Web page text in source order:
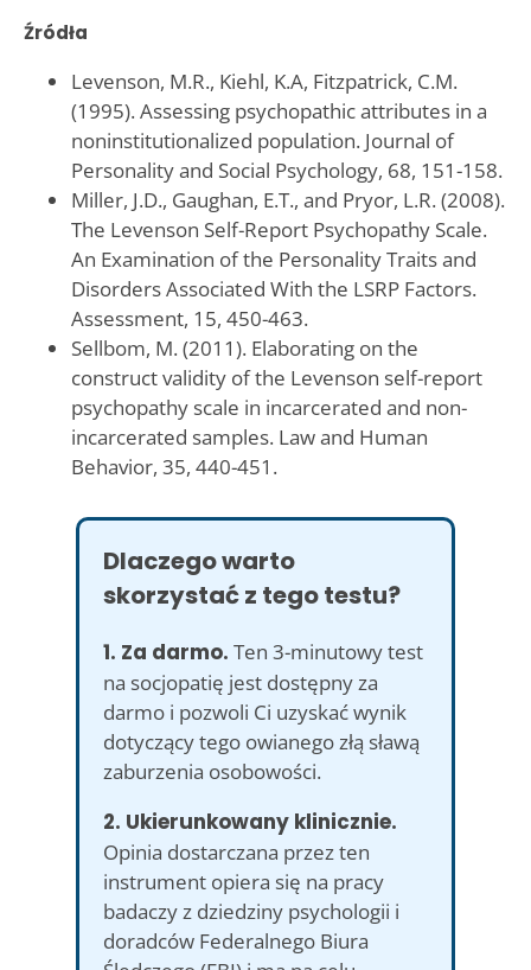
Źródła
Levenson, M.R., Kiehl, K.A, Fitzpatrick, C.M.
(1995). Assessing psychopathic attributes in a
noninstitutionalized population. Journal of
Personality and Social Psychology, 68, 151-158.
Miller, J.D., Gaughan, E.T., and Pryor, L.R. (2008).
The Levenson Self-Report Psychopathy Scale.
An Examination of the Personality Traits and
Disorders Associated With the LSRP Factors.
Assessment, 15, 450-463.
Sellbom, M. (2011). Elaborating on the
construct validity of the Levenson self-report
psychopathy scale in incarcerated and non-
incarcerated samples. Law and Human
Behavior, 35, 440-451.
Dlaczego warto
skorzystać z tego testu?
1. Za darmo. Ten 3-minutowy test
na socjopatię jest dostępny za
darmo i pozwoli Ci uzyskać wynik
dotyczący tego owianego złą sławą
zaburzenia osobowości.
2. Ukierunkowany klinicznie.
Opinia dostarczana przez ten
instrument opiera się na pracy
badaczy z dziedziny psychologii i
doradców Federalnego Biura